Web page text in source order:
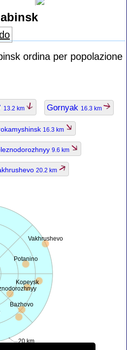
ordina per popolazione
13.2 km Gornyak 16.3 km
16.3 km
9.6 km
20.2 km
20 km
Kopeysk
Bazhovo
Potanino
Vakhrushevo